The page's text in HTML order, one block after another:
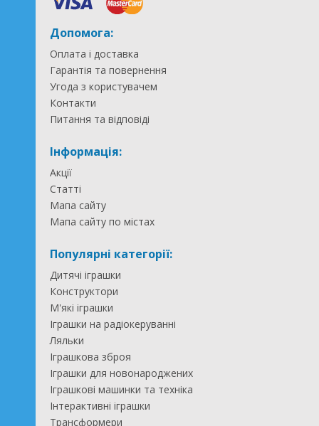
Допомога:
Оплата і доставка
Гарантія та повернення
Угода з користувачем
Контакти
Питання та відповіді
Інформація:
Акції
Статті
Мапа сайту
Мапа сайту по містах
Популярні категорії:
Дитячі іграшки
Конструктори
М'які іграшки
Іграшки на радіокеруванні
Ляльки
Іграшкова зброя
Іграшки для новонароджених
Іграшкові машинки та техніка
Інтерактивні іграшки
Трансформери